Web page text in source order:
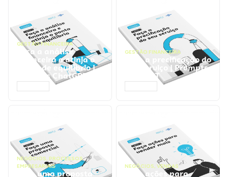
GESTÃO FINANCEIRA
Faça a análise
financeira e atinja o
ponto de equilíbrio |
Prompts ChatGPT
GESTÃO FINANCEIRA
Faça a precificação do
seu serviço | Prompts
ChatGPT
NEGÓCIOS, PROCESSOS
EMPRESARIAIS
Faça uma proposta
NEGÓCIOS, VENDAS
Faça ações para